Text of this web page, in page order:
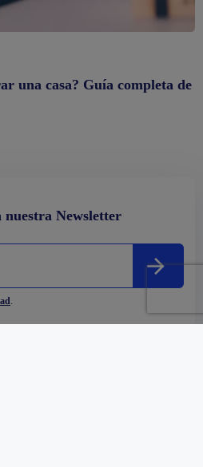
una casa? Guía completa de
nuestra Newsletter
.